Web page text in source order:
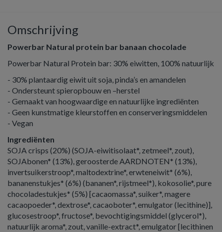
Omschrijving
Powerbar Natural protein bar banaan chocolade
Powerbar Natural Protein bar: 30% eiwitten, 100% natuurlijk
- 30% plantaardig eiwit uit soja, pinda’s en amandelen
- Ondersteunt spieropbouw en –herstel
- Gemaakt van hoogwaardige en natuurlijke ingrediënten
- Geen kunstmatige kleurstoffen en conserveringsmiddelen
- Vegan
Ingrediënten
SOJA crisps (20%) (SOJA-eiwitisolaat*, zetmeel*, zout),
SOJAbonen* (13%), geroosterde AARDNOTEN* (13%),
invert­sui­kerstroop*, maltodextrine*, erwteneiwit* (6%),
bananenstukjes* (6%) (bananen*, rijstmeel*), kokosolie*, pure
chocoladestukjes* (5%) [cacaomassa*, suiker*, magere
cacaopoeder*, dextrose*, cacaoboter*, emulgator (lecithine)],
glucosestroop*, fructose*, bevochtigingsmiddel (glycerol*),
natuurlijk aroma*, zout, vanille-extract*, emulgator [lecithinen